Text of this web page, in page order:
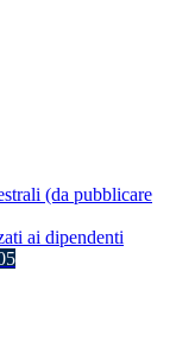
(da pubblicare
ai dipendenti